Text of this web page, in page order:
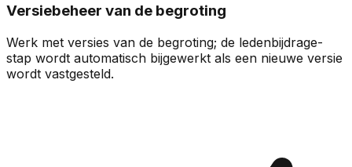
Versiebeheer van de begroting
Werk met versies van de begroting; de ledenbijdrage-
stap wordt automatisch bijgewerkt als een nieuwe versie
wordt vastgesteld.